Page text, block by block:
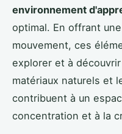
environnement
optimal. En offrant
mouvement, ces
explorer et à
matériaux naturels et
contribuent à un
concentration et à la